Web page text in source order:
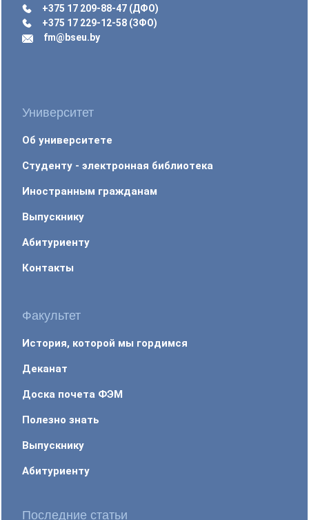
+375 17 209-88-47 (ДФО)
+375 17 229-12-58 (ЗФО)
fm@bseu.by
Университет
Об университете
Студенту - электронная библиотека
Иностранным гражданам
Выпускнику
Абитуриенту
Контакты
Факультет
История, которой мы гордимся
Деканат
Доска почета ФЭМ
Полезно знать
Выпускнику
Абитуриенту
Последние статьи